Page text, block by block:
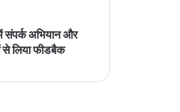
संपर्क अभियान और
से लिया फीडबैक